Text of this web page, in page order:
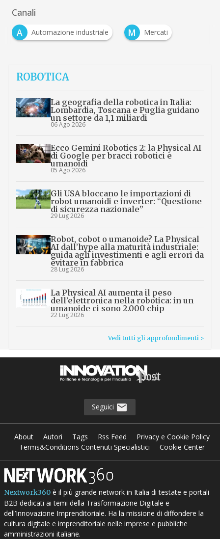
Canali
A
Automazione industriale M Mercati
ROBOTICA
La geografia della robotica in Italia:
Lombardia, Toscana e Puglia guidano
un settore da 1,1 miliardi
06 Ago 2026
Ecco Gemini Robotics 2: la Physical AI
di Google per bracci robotici e
umanoidi
05 Ago 2026
Gli USA bloccano le importazioni di
robot umanoidi e inverter: “Questione
di sicurezza nazionale”
29 Lug 2026
Robot, cobot o umanoide? La Physical
AI dall’hype alla maturità industriale:
guida agli investimenti e agli errori da
evitare in fabbrica
28 Lug 2026
La Physical AI aumenta il peso
dell’elettronica nella robotica: in un
umanoide ci sono 2.000 chip
22 Lug 2026
Vedi tutti gli approfondimenti >
Seguici
About Autori Tags Rss Feed
Privacy e Cookie Policy
Terms&Conditions Contenuti Specialistici
Cookie Center
Nextwork360è il più grande network in Italia di testate e portali
B2B dedicati ai temi della Trasformazione Digitale e
dell’Innovazione Imprenditoriale. Ha la missione di diffondere la
cultura digitale e imprenditoriale nelle imprese e pubbliche
amministrazioni italiane.